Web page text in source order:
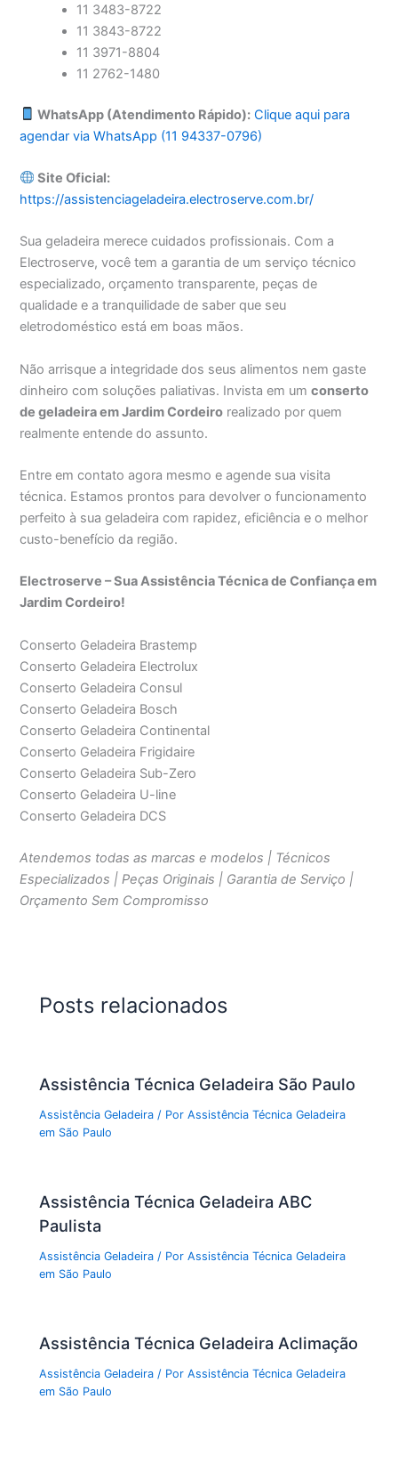
11 3483-8722
11 3843-8722
11 3971-8804
11 2762-1480
WhatsApp (Atendimento Rápido): Clique aqui para
agendar via WhatsApp (11 94337-0796)
Site Oficial:
https://assistenciageladeira.electroserve.com.br/
Sua geladeira merece cuidados profissionais. Com a
Electroserve, você tem a garantia de um serviço técnico
especializado, orçamento transparente, peças de
qualidade e a tranquilidade de saber que seu
eletrodoméstico está em boas mãos.
Não arrisque a integridade dos seus alimentos nem gaste
dinheiro com soluções paliativas. Invista em umconserto
de geladeira em Jardim Cordeiro realizado por quem
realmente entende do assunto.
Entre em contato agora mesmo e agende sua visita
técnica. Estamos prontos para devolver o funcionamento
perfeito à sua geladeira com rapidez, eficiência e o melhor
custo-benefício da região.
Electroserve – Sua Assistência Técnica de Confiança em
Jardim Cordeiro!
Conserto Geladeira Brastemp
Conserto Geladeira Electrolux
Conserto Geladeira Consul
Conserto Geladeira Bosch
Conserto Geladeira Continental
Conserto Geladeira Frigidaire
Conserto Geladeira Sub-Zero
Conserto Geladeira U-line
Conserto Geladeira DCS
Atendemos todas as marcas e modelos | Técnicos
Especializados | Peças Originais | Garantia de Serviço |
Orçamento Sem Compromisso
Posts relacionados
Assistência Técnica Geladeira São Paulo
Assistência Geladeira / PorAssistência Técnica Geladeira
em São Paulo
Assistência Técnica Geladeira ABC
Paulista
Assistência Geladeira / PorAssistência Técnica Geladeira
em São Paulo
Assistência Técnica Geladeira Aclimação
Assistência Geladeira / PorAssistência Técnica Geladeira
em São Paulo